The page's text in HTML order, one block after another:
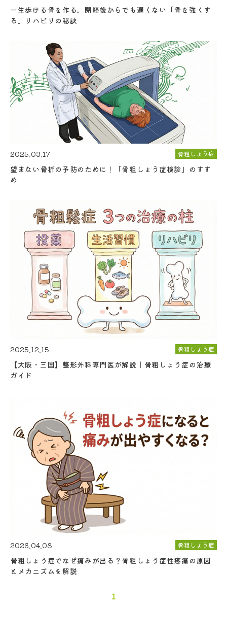
一生歩ける骨を作る。閉経後からでも遅くない「骨を強くす
る」リハビリの秘訣
2025.03.17 骨粗しょう症
望まない骨折の予防のために！「骨粗しょう症検診」のすす
め
2025.12.15 骨粗しょう症
【大阪・三国】整形外科専門医が解説｜骨粗しょう症の治療
ガイド
2026.04.08 骨粗しょう症
骨粗しょう症でなぜ痛みが出る？骨粗しょう症性疼痛の原因
とメカニズムを解説
1